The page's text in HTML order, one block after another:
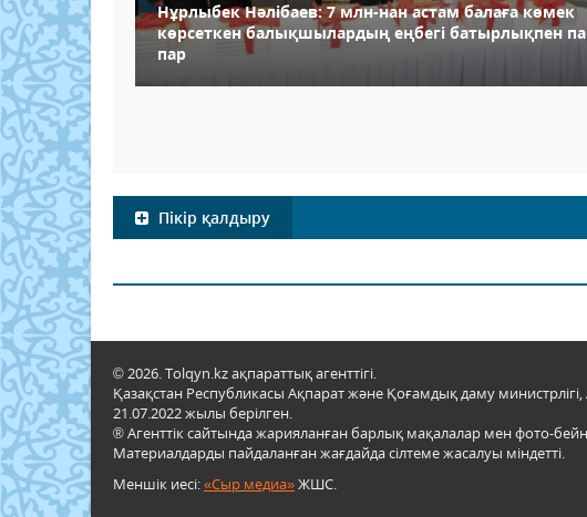
Нұрлыбек Нәлібаев: 7 млн-нан астам балаға көмек
көрсеткен балықшылардың еңбегі батырлықпен
пар
Пікір қалдыру
© 2026. Tolqyn.kz ақпараттық агенттігі.
Қазақстан Республикасы Ақпарат және Қоғамдық даму министрлігі,
21.07.2022 жылы берілген.
® Агенттік сайтында жарияланған барлық мақалалар мен фото-
Материалдарды пайдаланған жағдайда сілтеме жасалуы міндетті.
Меншік иесі:«Сыр медиа»ЖШС.